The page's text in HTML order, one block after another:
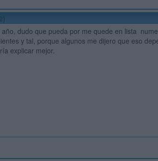
año, dudo que pueda por me quede en lista
y tal, porque algunos me dijero que eso
explicar mejor.